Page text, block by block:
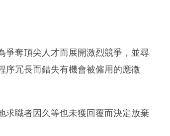
爭奪頂尖人才而展開激烈競爭，並尋
序冗長而錯失有機會被僱用的應徵
求職者因久等也未獲回覆而決定放棄